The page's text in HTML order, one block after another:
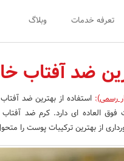
تعرفه خدمات وبلاگ
ضد
رسمی):استفاده از بهترین ضد
فوق العاده ای دارد. کرم ضد
از بهترین ترکیبات پوست را